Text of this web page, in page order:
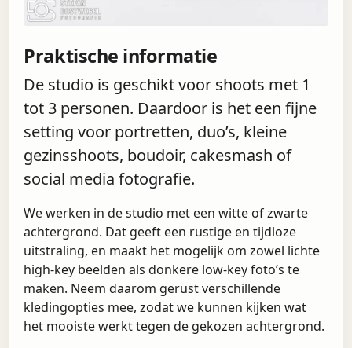
Praktische informatie
De studio is geschikt voor shoots met 1
tot 3 personen. Daardoor is het een fijne
setting voor portretten, duo’s, kleine
gezinsshoots, boudoir, cakesmash of
social media fotografie.
We werken in de studio met een witte of zwarte
achtergrond. Dat geeft een rustige en tijdloze
uitstraling, en maakt het mogelijk om zowel lichte
high-key beelden als donkere low-key foto’s te
maken. Neem daarom gerust verschillende
kledingopties mee, zodat we kunnen kijken wat
het mooiste werkt tegen de gekozen achtergrond.